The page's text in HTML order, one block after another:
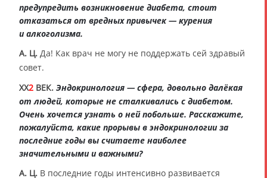
предупредить возникновение диабета, стоит
отказаться от вредных привычек — курения
и алкоголизма.
А. Ц. Да! Как врач не могу не поддержать сей здравый
совет.
XX2 ВЕК. Эндокринология — сфера, довольно далёкая
от людей, которые не сталкивались с диабетом.
Очень хочется узнать о ней побольше. Расскажите,
пожалуйста, какие прорывы в эндокринологии за
последние годы вы считаете наиболее
значительными и важными?
А. Ц. В последние годы интенсивно развивается